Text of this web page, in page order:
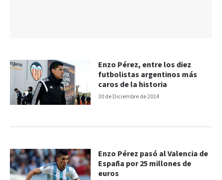
30 de Diciembre de 2014
Enzo Pérez, entre los diez
futbolistas argentinos más
caros de la historia
Enzo Pérez pasó al Valencia de
España por 25 millones de
euros